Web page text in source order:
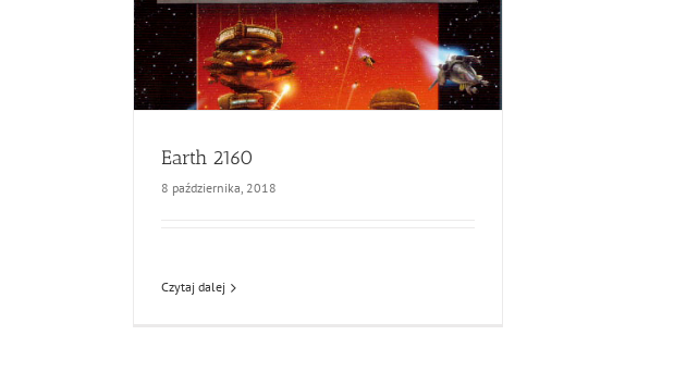
Earth 2160
8 października, 2018
Czytaj dalej